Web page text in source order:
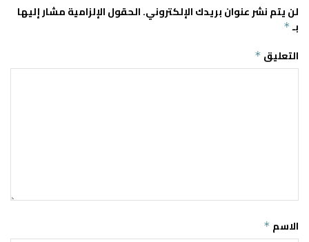
لن يتم نشر عنوان بريدك الإلكتروني.الحقول الإلزامية مشار إليها
بـ *
التعليق *
الاسم *